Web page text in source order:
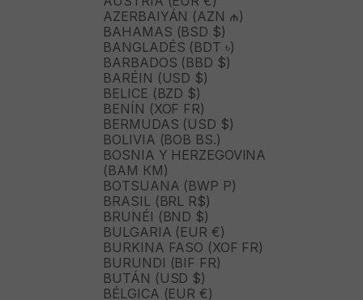
AZERBAIYÁN (AZN ₼)
BAHAMAS (BSD $)
BANGLADÉS (BDT ৳)
BARBADOS (BBD $)
BARÉIN (USD $)
BELICE (BZD $)
BENÍN (XOF FR)
BERMUDAS (USD $)
BOLIVIA (BOB BS.)
BOSNIA Y HERZEGOVINA
(BAM КМ)
BOTSUANA (BWP P)
BRASIL (BRL R$)
BRUNÉI (BND $)
BULGARIA (EUR €)
BURKINA FASO (XOF FR)
BURUNDI (BIF FR)
BUTÁN (USD $)
BÉLGICA (EUR €)